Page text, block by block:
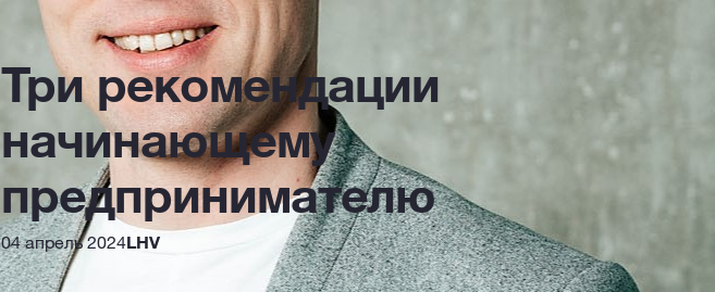
Три рекомендации
начинающему
предпринимателю
04 апрель 2024LHV